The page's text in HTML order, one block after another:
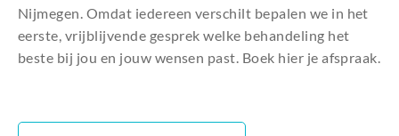
Nijmegen. Omdat iedereen verschilt bepalen we in het
eerste, vrijblijvende gesprek welke behandeling het
beste bij jou en jouw wensen past. Boek hier je afspraak.